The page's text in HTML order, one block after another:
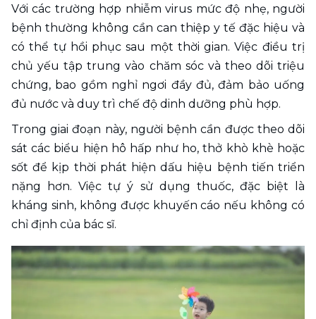
Với các trường hợp nhiễm virus mức độ nhẹ, người
bệnh thường không cần can thiệp y tế đặc hiệu và
có thể tự hồi phục sau một thời gian. Việc điều trị
chủ yếu tập trung vào chăm sóc và theo dõi triệu
chứng, bao gồm nghỉ ngơi đầy đủ, đảm bảo uống
đủ nước và duy trì chế độ dinh dưỡng phù hợp.
Trong giai đoạn này, người bệnh cần được theo dõi
sát các biểu hiện hô hấp như ho, thở khò khè hoặc
sốt để kịp thời phát hiện dấu hiệu bệnh tiến triển
nặng hơn. Việc tự ý sử dụng thuốc, đặc biệt là
kháng sinh, không được khuyến cáo nếu không có
chỉ định của bác sĩ.